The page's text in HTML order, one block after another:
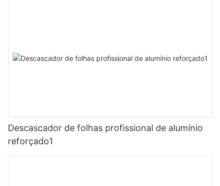
Descascador de folhas profissional de alumínio
reforçado1